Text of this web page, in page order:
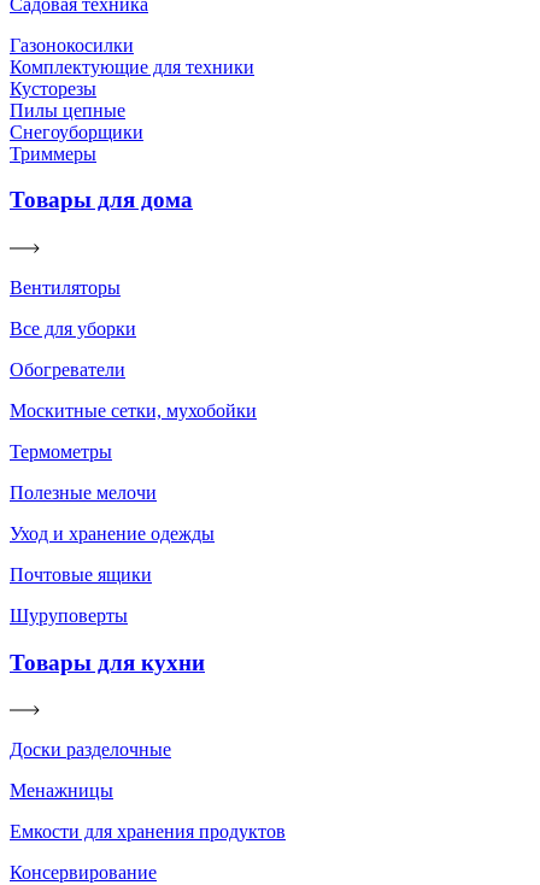
Газонокосилки
Комплектующие для техники
Кусторезы
Пилы цепные
Снегоуборщики
Триммеры
Товары для дома
Вентиляторы
Все для уборки
Обогреватели
Москитные сетки, мухобойки
Термометры
Полезные мелочи
Уход и хранение одежды
Почтовые ящики
Шуруповерты
Товары для кухни
Доски разделочные
Менажницы
Емкости для хранения продуктов
Консервирование